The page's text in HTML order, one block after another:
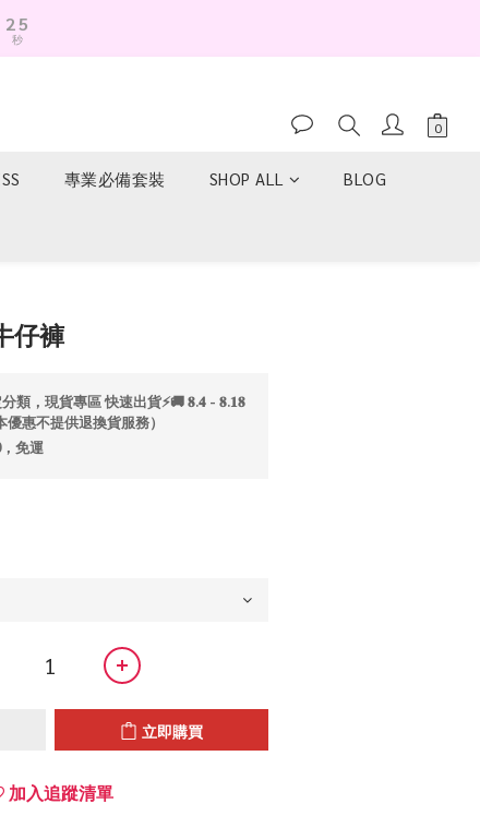
2
1
4
3
秒
專業必備套裝 SHOP ALL BLOG
仔褲
類，現貨專區 快速出貨⚡️🚚 𝟖.𝟒 - 𝟖.𝟏𝟖
惠不提供退換貨服務）
免運
立即購買
加入追蹤清單